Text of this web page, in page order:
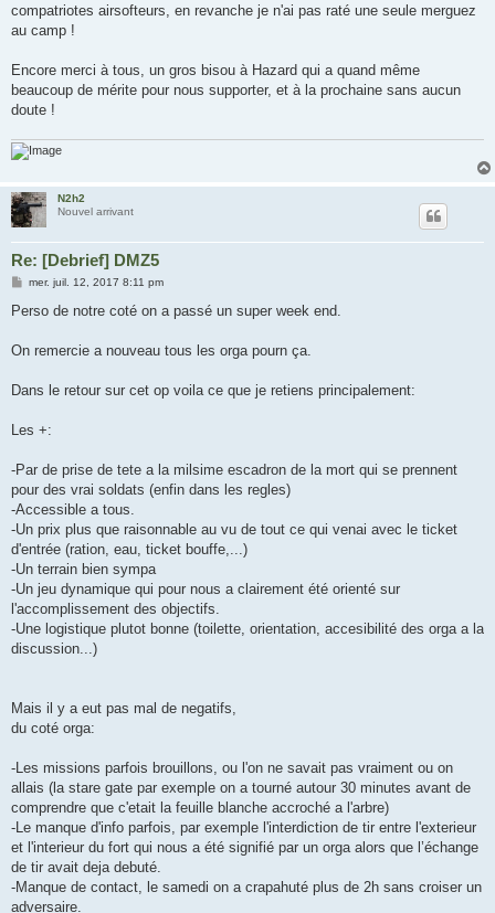
compatriotes airsofteurs, en revanche je n'ai pas raté une seule merguez
au camp !
Encore merci à tous, un gros bisou à Hazard qui a quand même
beaucoup de mérite pour nous supporter, et à la prochaine sans aucun
doute !
N2h2
Nouvel arrivant
Re: [Debrief] DMZ5
M
s
g
mer. juil. 12, 2017 8:11 pm
Perso de notre coté on a passé un super week end.
On remercie a nouveau tous les orga pourn ça.
Dans le retour sur cet op voila ce que je retiens principalement:
Les +:
-Par de prise de tete a la milsime escadron de la mort qui se prennent
pour des vrai soldats (enfin dans les regles)
-Accessible a tous.
-Un prix plus que raisonnable au vu de tout ce qui venai avec le ticket
d'entrée (ration, eau, ticket bouffe,...)
-Un terrain bien sympa
-Un jeu dynamique qui pour nous a clairement été orienté sur
l'accomplissement des objectifs.
-Une logistique plutot bonne (toilette, orientation, accesibilité des orga a la
discussion...)
Mais il y a eut pas mal de negatifs,
du coté orga:
-Les missions parfois brouillons, ou l'on ne savait pas vraiment ou on
allais (la stare gate par exemple on a tourné autour 30 minutes avant de
comprendre que c'etait la feuille blanche accroché a l'arbre)
-Le manque d'info parfois, par exemple l'interdiction de tir entre l'exterieur
et l'interieur du fort qui nous a été signifié par un orga alors que l’échange
de tir avait deja debuté.
-Manque de contact, le samedi on a crapahuté plus de 2h sans croiser un
adversaire.